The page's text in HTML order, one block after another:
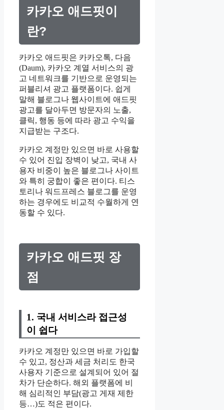
카카오 애드핏이
란?
카카오 애드핏은 카카오톡, 다음
(Daum), 카카오 계열 서비스의 광
고 네트워크를 기반으로 운영되는
퍼블리셔 광고 플랫폼이다. 쉽게
말해 블로그나 웹사이트에 애드핏
광고를 달아두면 방문자의 노출,
클릭, 행동 등에 따라 광고 수익을
지급받는 구조다.
카카오 계정만 있으면 바로 사용할
수 있어 진입 장벽이 낮고, 국내 사
용자 비중이 높은 블로그나 사이트
와 특히 궁합이 좋은 편이다. 티스
토리나 워드프레스 블로그를 운영
하는 경우에도 비교적 수월하게 연
동할 수 있다.
카카오 애드핏 장
점
1. 국내 서비스라 접근성
이 쉽다
카카오 계정만 있으면 바로 가입할
수 있고, 정산과 세금 처리도 한국
사용자 기준으로 설계되어 있어 절
차가 단순하다. 해외 플랫폼에 비
해 심리적인 부담(광고 게재 제한
등…)도 적은 편이다.